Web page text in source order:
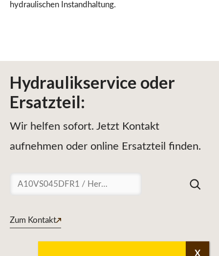
hydraulischen Instandhaltung.
Hydraulikservice oder
Ersatzteil:
Wir helfen sofort. Jetzt Kontakt
aufnehmen oder online Ersatzteil finden.
Suchen
Zum Kontakt